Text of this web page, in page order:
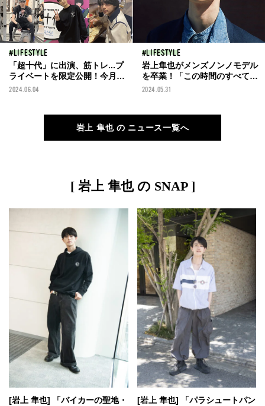
LIFESTYLE
「超十代」に出演、筋トレ...プ
ライベートを限定公開！今月の
メンズノンノモデル[岩上隼
2024.06.04
LIFESTYLE
岩上隼也がメンズノンノモデル
を卒業！「この時間のすべてが
宝でした」
2024.05.31
岩上 隼也 の ニュース一覧へ
[ 岩上 隼也 の SNAP ]
[岩上 隼也] 「バイカーの聖地・
[岩上 隼也] 「パラシュートパン